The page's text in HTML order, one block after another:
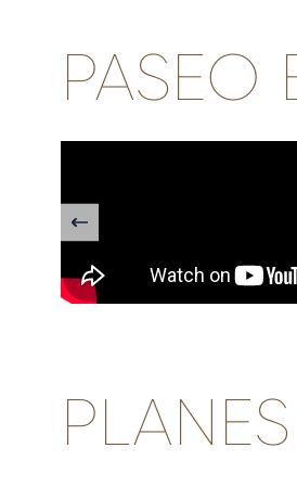
PASEO
PLANES